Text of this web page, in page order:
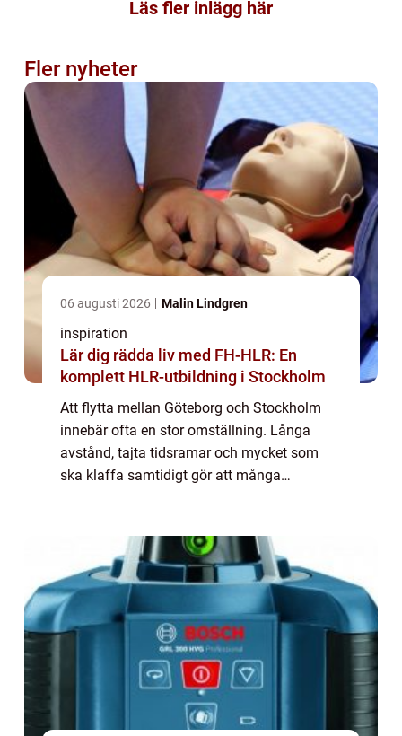
Läs fler inlägg här
Fler nyheter
06 augusti 2026 Malin Lindgren
inspiration
Lär dig rädda liv med FH-HLR: En
komplett HLR-utbildning i Stockholm
Att flytta mellan Göteborg och Stockholm
innebär ofta en stor omställning. Långa
avstånd, tajta tidsramar och mycket som
ska klaffa samtidigt gör att många